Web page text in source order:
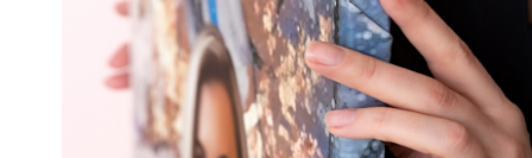
20х20
20х30
30х30
30х40
А4
Фото